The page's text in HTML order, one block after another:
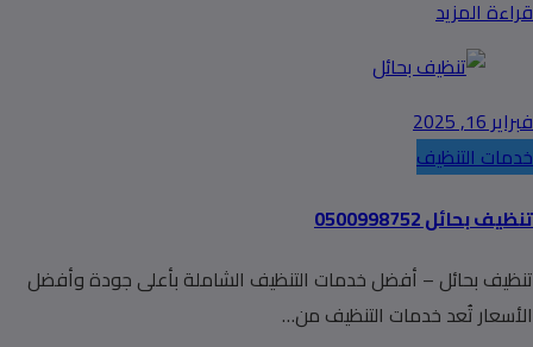
قراءة المزيد
فبراير 16, 2025
خدمات التنظيف
تنظيف بحائل 0500998752
تنظيف بحائل – أفضل خدمات التنظيف الشاملة بأعلى جودة وأفضل
الأسعار تُعد خدمات التنظيف من…